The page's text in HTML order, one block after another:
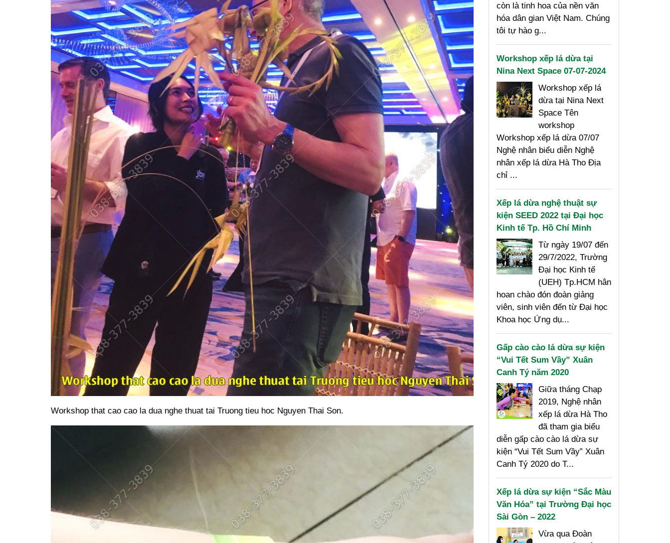
Workshop that cao cao la dua nghe thuat tai Truong tieu hoc Nguyen Thai Son.
còn là tinh hoa của nền văn
hóa dân gian Việt Nam. Chúng
tôi tự hào g...
Workshop xếp lá dừa tại
Nina Next Space 07-07-2024
Workshop xếp lá
dừa tại Nina Next
Space Tên
workshop
Workshop xếp lá dừa 07/07
Nghệ nhân biểu diễn Nghệ
nhân xếp lá dừa Hà Tho Địa
chỉ ...
Xếp lá dừa nghệ thuật sự
kiện SEED 2022 tại Đại học
Kinh tế Tp. Hồ Chí Minh
Từ ngày 19/07 đến
29/7/2022, Trường
Đại học Kinh tế
(UEH) Tp.HCM hân
hoan chào đón đoàn giảng
viên, sinh viên đến từ Đại học
Khoa học Ứng dụ...
Gấp cào cào lá dừa sự kiện
“Vui Tết Sum Vầy” Xuân
Canh Tý năm 2020
Giữa tháng Chạp
2019, Nghệ nhân
xếp lá dừa Hà Tho
đã tham gia biểu
diễn gấp cào cào lá dừa sự
kiện “Vui Tết Sum Vầy” Xuân
Canh Tý 2020 do T...
Xếp lá dừa sự kiện “Sắc Màu
Văn Hóa” tại Trường Đại học
Sài Gòn – 2022
Vừa qua Đoàn